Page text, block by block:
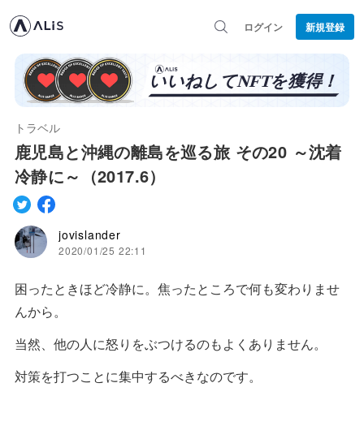
ログイン 新規登録
トラベル
鹿児島と沖縄の離島を巡る旅 その20 ～沈着
冷静に～（2017.6）
jovislander
2020/01/25 22:11
困ったときほど冷静に。焦ったところで何も変わりませ
んから。
当然、他の人に怒りをぶつけるのもよくありません。
対策を打つことに集中するべきなのです。